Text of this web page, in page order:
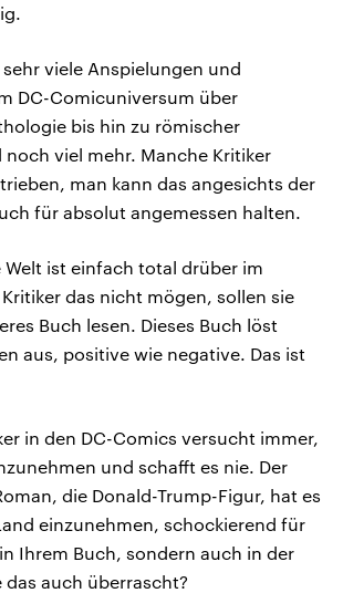
sehr viele Anspielungen und
DC-Comicuniversum über
bis hin zu römischer
noch viel mehr. Manche Kritiker
man kann das angesichts der
für absolut angemessen halten.
Welt ist einfach total drüber im
das nicht mögen, sollen sie
Buch lesen. Dieses Buch löst
aus, positive wie negative. Das ist
in den DC-Comics versucht immer,
und schafft es nie. Der
die Donald-Trump-Figur, hat es
einzunehmen, schockierend für
Ihrem Buch, sondern auch in der
das auch überrascht?